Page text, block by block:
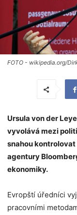
FOTO - wikipedia.org/
Ursula von der
vyvolává mezi
snahou kontrolovat
agentury
ekonomiky.
Evropští úředníci
pracovními